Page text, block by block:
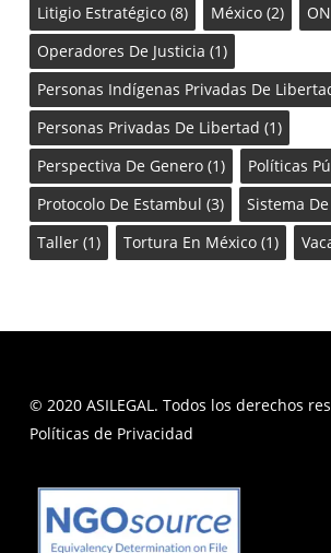
Litigio Estratégico(8) México(2)
Operadores De Justicia (1)
Personas Indígenas Privadas De
Personas Privadas De Libertad (1)
Perspectiva De Genero(1) Políticas
Protocolo De Estambul (3) Sistema
Taller(1) Tortura En México(1)
© 2020 ASILEGAL. Todos los derechos
Políticas de Privacidad